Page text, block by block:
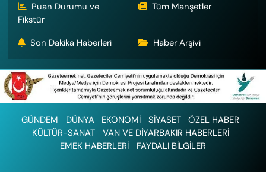
Puan Durumu ve
Fikstür
Tüm Manşetler
Son Dakika Haberleri Haber Arşivi
GÜNDEM DÜNYA EKONOMİ SİYASET
ÖZEL HABER
KÜLTÜR-SANAT
VAN VE DİYARBAKIR HABERLERİ
EMEK HABERLERİ
FAYDALI BİLGİLER